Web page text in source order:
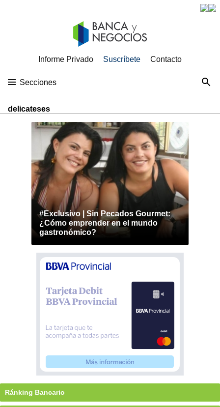
Informe Privado Suscríbete Contacto
Secciones
delicateses
#Exclusivo | Sin Pecados Gourmet:
¿Cómo emprender en el mundo
gastronómico?
Ránking Bancario